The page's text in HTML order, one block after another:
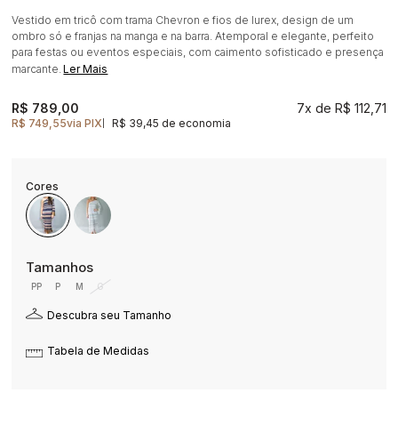
Vestido em tricô com trama Chevron e fios de lurex, design de um
ombro só e franjas na manga e na barra. Atemporal e elegante, perfeito
para festas ou eventos especiais, com caimento sofisticado e presença
marcante.Ler Mais
R$ 749,55via PIX R$ 39,45 de economia
R$ 789,00 7x R$ 112,71
PP P M G
Descubra seu Tamanho
Tabela de Medidas